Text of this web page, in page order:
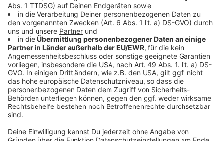
Start Anfang Dezember
Anzeige
Das Landeskabinett wird diese Schritte beschließen
und dann über Erlasse und Verfügungen das Ganze
umsetzen. Nach dem ersten Advent soll das alles
dann gelten. Angestrebt ist, dass der Teil-Lockdown
bis Anfang Januar gilt. Juristisch gesehen gilt er aber
erstmal bis zum 20. Dezember. Und dann wird man die
Gastronomien zum Beispiel werden auch an